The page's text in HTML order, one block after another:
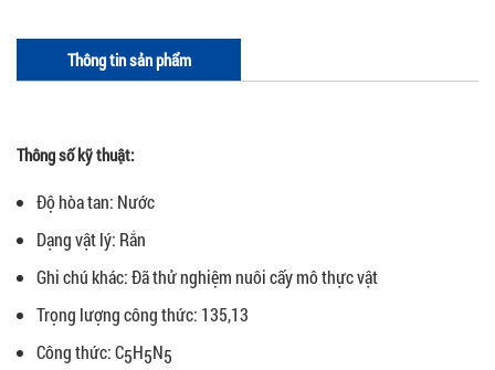
Thông tin sản phẩm
Thông số kỹ thuật:
Độ hòa tan: Nước
Dạng vật lý: Rắn
Ghi chú khác: Đã thử nghiệm nuôi cấy mô thực vật
Trọng lượng công thức: 135,13
Công thức: C5H5N5